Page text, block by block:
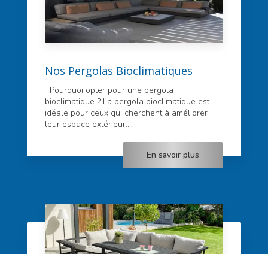
Nos Pergolas Bioclimatiques
Pourquoi opter pour une pergola
bioclimatique ? La pergola bioclimatique est
idéale pour ceux qui cherchent à améliorer
leur espace extérieur....
En savoir plus